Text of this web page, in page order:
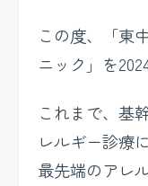
この度、「東
ニック」を
これまで、基
レルギー診療
最先端のアレ